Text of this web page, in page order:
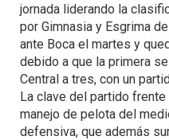
jornada liderando la
por Gimnasia y Esgrima
ante Boca el martes y
debido a que la primera
Central a tres, con un
La clave del partido
manejo de pelota del
defensiva, que además